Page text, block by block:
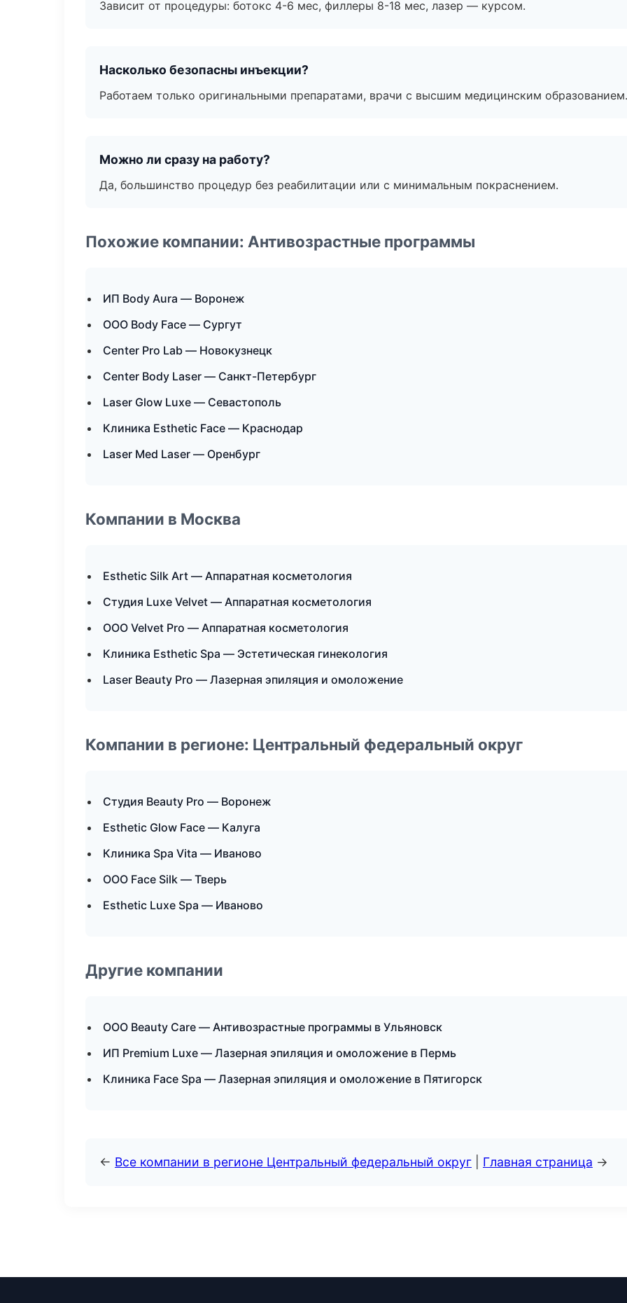
Зависит от процедуры: ботокс 4-6 мес, филлеры 8-18 мес, лазер — курсом.
Насколько безопасны инъекции?
Работаем только оригинальными препаратами, врачи с высшим медицинским образованием.
Можно ли сразу на работу?
Да, большинство процедур без реабилитации или с минимальным покраснением.
Похожие компании: Антивозрастные программы
ИП Body Aura — Воронеж
ООО Body Face — Сургут
Center Pro Lab — Новокузнецк
Center Body Laser — Санкт-Петербург
Laser Glow Luxe — Севастополь
Клиника Esthetic Face — Краснодар
Laser Med Laser — Оренбург
Компании в Москва
Esthetic Silk Art — Аппаратная косметология
Студия Luxe Velvet — Аппаратная косметология
ООО Velvet Pro — Аппаратная косметология
Клиника Esthetic Spa — Эстетическая гинекология
Laser Beauty Pro — Лазерная эпиляция и омоложение
Компании в регионе: Центральный федеральный округ
Студия Beauty Pro — Воронеж
Esthetic Glow Face — Калуга
Клиника Spa Vita — Иваново
ООО Face Silk — Тверь
Esthetic Luxe Spa — Иваново
Другие компании
ООО Beauty Care — Антивозрастные программы в Ульяновск
ИП Premium Luxe — Лазерная эпиляция и омоложение в Пермь
Клиника Face Spa — Лазерная эпиляция и омоложение в Пятигорск
← Все компании в регионе Центральный федеральный округ Главная страница →